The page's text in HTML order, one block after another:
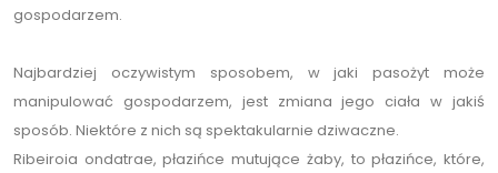
gospodarzem.
Najbardziej oczywistym sposobem, w jaki pasożyt może
manipulować gospodarzem, jest zmiana jego ciała w jakiś
sposób. Niektóre z nich są spektakularnie dziwaczne.
Ribeiroia ondatrae, płazińce mutujące żaby, to płazińce, które,